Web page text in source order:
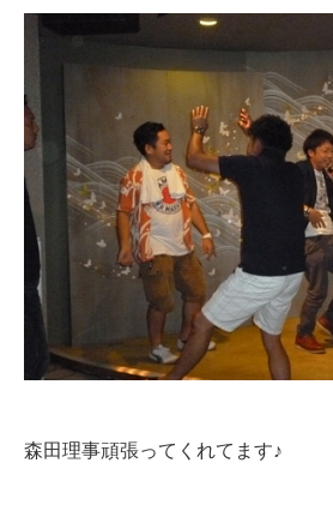
森田理事頑張ってくれてます♪